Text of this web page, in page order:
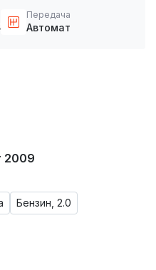
Передача
Автомат
2009
Бензин, 2.0